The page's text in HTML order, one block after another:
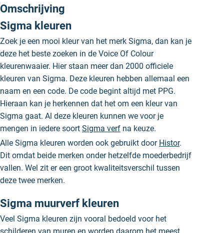
Omschrijving
Sigma kleuren
Zoek je een mooi kleur van het merk Sigma, dan kan je
deze het beste zoeken in de Voice Of Colour
kleurenwaaier. Hier staan meer dan 2000 officiele
kleuren van Sigma. Deze kleuren hebben allemaal een
naam en een code. De code begint altijd met PPG.
Hieraan kan je herkennen dat het om een kleur van
Sigma gaat. Al deze kleuren kunnen we voor je
mengen in iedere soort Sigma verf na keuze.
Alle Sigma kleuren worden ook gebruikt door Histor.
Dit omdat beide merken onder hetzelfde moederbedrijf
vallen. Wel zit er een groot kwaliteitsverschil tussen
deze twee merken.
Sigma muurverf kleuren
Veel Sigma kleuren zijn vooral bedoeld voor het